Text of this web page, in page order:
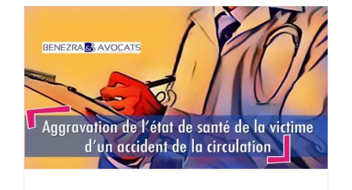
Réouverture d’un dossier d’indemnisation
pour aggravation de l’état de santé d’une
victime